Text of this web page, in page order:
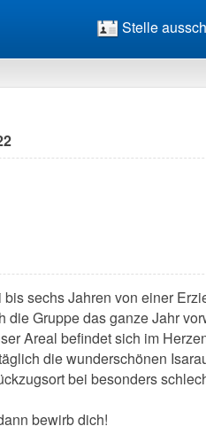
Stelle
sechs Jahren von einer
Gruppe das ganze Jahr
Areal befindet sich im
die wunderschönen
bei besonders
bewirb dich!